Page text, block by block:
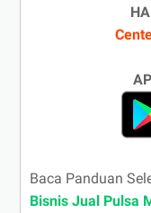
Baca Panduan
Bisnis Jual Pulsa